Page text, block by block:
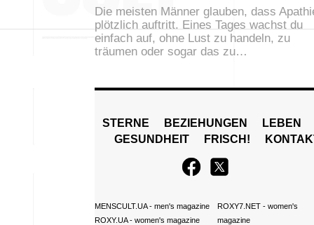
Die meisten Männer glauben, dass
plötzlich auftritt. Eines Tages wachst du
einfach auf, ohne Lust zu handeln, zu
träumen oder sogar das zu…
STERNE BEZIEHUNGEN
LEBEN
GESUNDHEIT
FRISCH!
MENSCULT.UA- men's magazine
ROXY.UA- women's magazine
ROXY7.NET- women's
magazine